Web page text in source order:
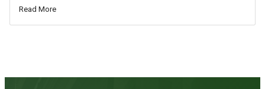
Read More